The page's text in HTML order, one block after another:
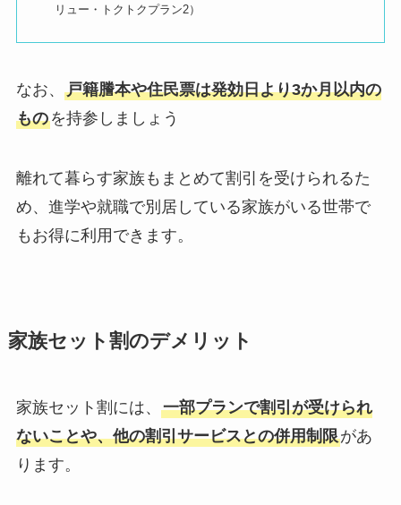
リュー・トクトクプラン2）
なお、 戸籍謄本や住民票は発効日より3か月以内の
ものを持参しましょう
離れて暮らす家族もまとめて割引を受けられるた
め、進学や就職で別居している家族がいる世帯で
もお得に利用できます。
家族セット割のデメリット
家族セット割には、 一部プランで割引が受けられ
ないことや、他の割引サービスとの併用制限があ
ります。